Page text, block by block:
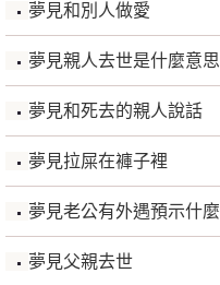
夢見和別人做愛
夢見親人去世是什麼意思
夢見和死去的親人說話
夢見拉屎在褲子裡
夢見老公有外遇預示什麼
夢見父親去世